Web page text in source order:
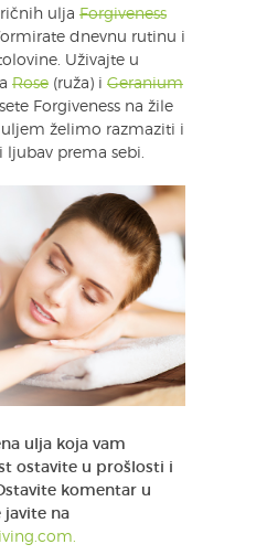
ulja Forgiveness
dnevnu rutinu i
Uživajte u
Rose (ruža) i Geranium
Forgiveness na žile
uljem želimo razmaziti i
prema sebi.
ulja koja vam
ostavite u prošlosti i
komentar u
javite na